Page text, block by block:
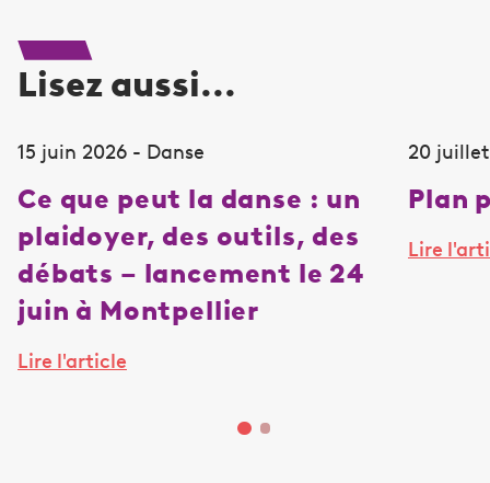
Lisez aussi...
15 juin 2026 - Danse
Ce que peut la danse : un
plaidoyer, des outils, des
débats – lancement le 24
juin à Montpellier
Lire l'article
20
Plan
Lire